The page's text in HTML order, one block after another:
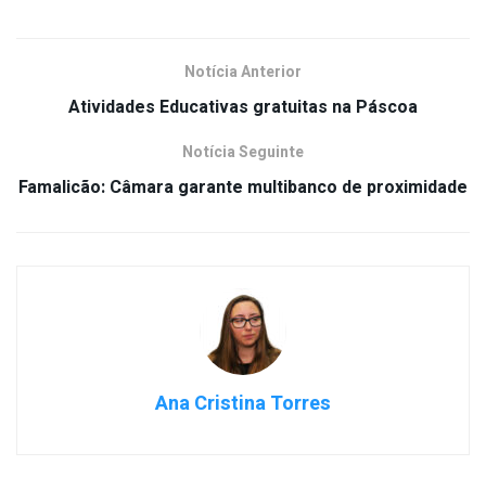
Notícia Anterior
Atividades Educativas gratuitas na Páscoa
Notícia Seguinte
Famalicão: Câmara garante multibanco de proximidade
Ana Cristina Torres